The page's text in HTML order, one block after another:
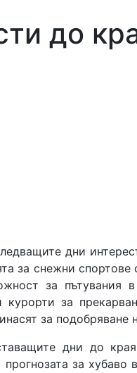
до
дни
за снежни спортове
за пътувания
за
за подобряване
дни до
за хубаво